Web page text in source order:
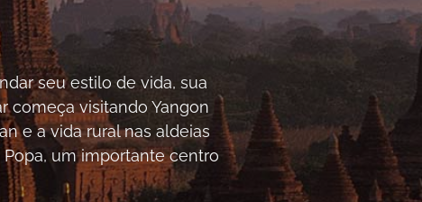
seu estilo de vida, sua
começa visitando Yangon
e a vida rural nas aldeias
um importante centro